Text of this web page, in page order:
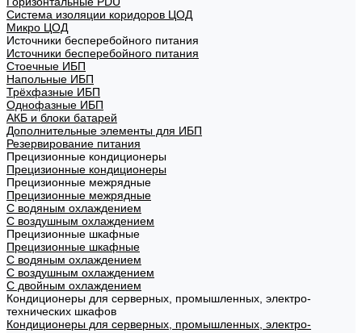
Система изоляции коридоров ЦОД
Микро ЦОД
Источники бесперебойного питания
Источники бесперебойного питания
Стоечные ИБП
Напольные ИБП
Трёхфазные ИБП
Однофазные ИБП
АКБ и блоки батарей
Дополнительные элементы для ИБП
Резервирование питания
Прецизионные кондиционеры
Прецизионные кондиционеры
Прецизионные межрядные
Прецизионные межрядные
С водяным охлаждением
С воздушным охлаждением
Прецизионные шкафные
Прецизионные шкафные
С водяным охлаждением
С воздушным охлаждением
С двойным охлаждением
Кондиционеры для серверных, промышленных, электро-
технических шкафов
Кондиционеры для серверных, промышленных, электро-